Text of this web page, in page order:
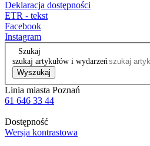
Deklaracja dostępności
ETR - tekst
Facebook
Instagram
Szukaj
szukaj artykułów i wydarzeń
Wyszukaj
Linia miasta Poznań
61 646 33 44
Dostępność
Wersja kontrastowa